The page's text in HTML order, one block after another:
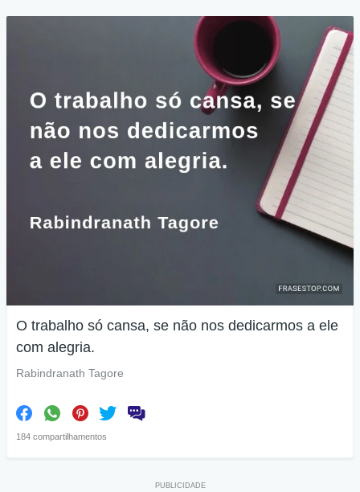
O trabalho só cansa, se não nos dedicarmos a ele
com alegria.
Rabindranath Tagore
184 compartilhamentos